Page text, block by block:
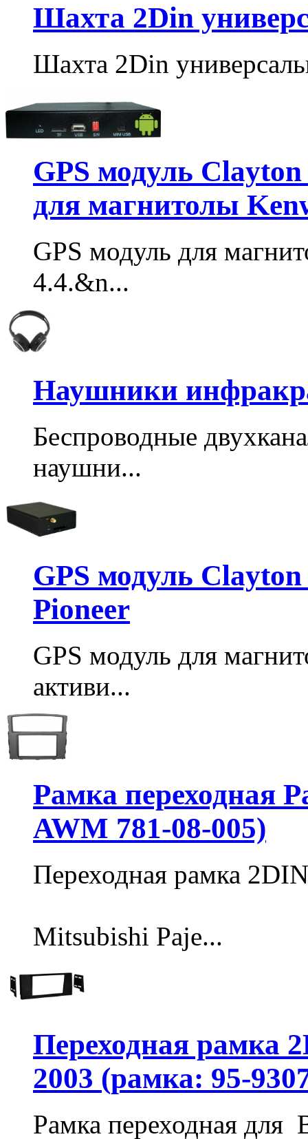
Шахта 2Din
Шахта 2Din
GPS модуль
для магнитолы
GPS модуль для
4.4.&n...
Наушники
Беспроводные
наушни...
GPS модуль
Pioneer
GPS модуль для
активи...
Рамка переходная
AWM 781-08-005)
Переходная рамка 2DIN
Mitsubishi Paje...
Переходная рамка
2003 (рамка: 95-
Рамка переходная для